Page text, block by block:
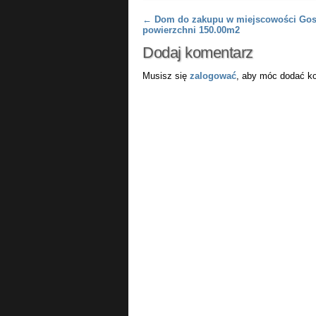
Post navigation
← Dom do zakupu w miejscowości
powierzchni 150.00m2
Dodaj komentarz
Musisz się zalogować, aby móc dodać